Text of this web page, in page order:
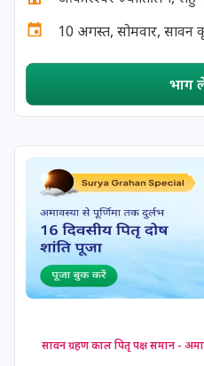
13 August, 2026
15 August, 2026
15 August, 2026
16 August, 2026
10 अगस्त, सोमवार, सावन
भाग
सावन ग्रहण काल पितृ पक्ष समान -